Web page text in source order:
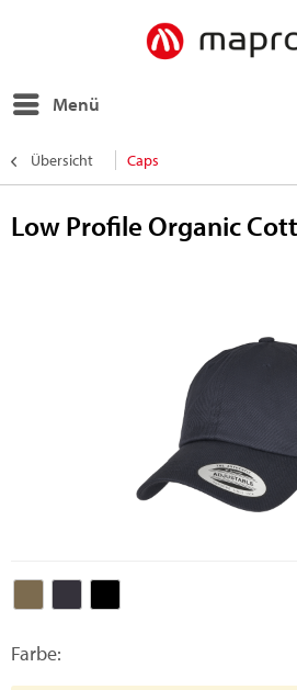
Menü
Übersicht Caps
Low Profile Organic
Farbe: